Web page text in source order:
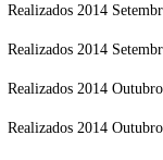
Realizados 2014
Realizados 2014
Realizados 2014 Outubro
Realizados 2014 Outubro